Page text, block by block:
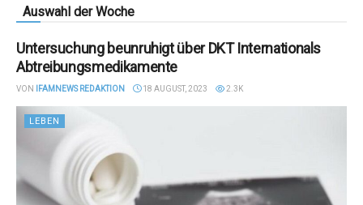
Auswahl der Woche
Untersuchung beunruhigt über DKT Internationals
Abtreibungsmedikamente
VON IFAMNEWS REDAKTION 18 AUGUST, 2023 2.3K
LEBEN